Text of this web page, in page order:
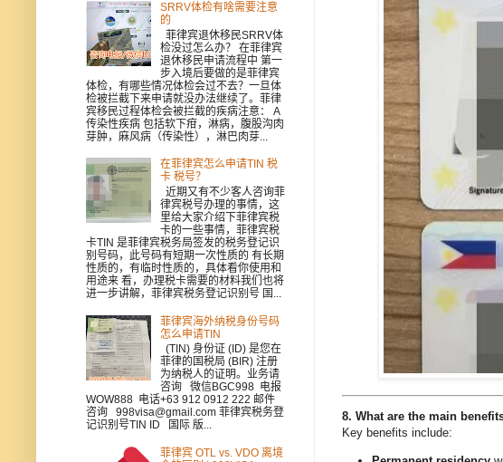
8. What are the main
Key benefits include:
SRRV体检有啥需要注意
的
菲律宾退休移民SRRV体
检没过怎么办？ 在菲律宾
退休移民申请流程中 第一
步入境后要做的是菲律宾
体检，有哪些情况体检会过不去？一旦体
检被拦截下来申请就没办法继续了。菲律
宾移民过程体检会被拦截的疾病注意： A
传染性疾病 包括软下疳，淋病，腹股沟肉
芽肿，麻风病（传染性），淋巴肉芽...
在菲律宾怎么申请TIN 税
卡 税号？
近期又有不少客人咨询菲
律宾税号办理的事情，这
里给大家介绍下菲律宾税
卡的一些事情，菲律宾税
卡TIN 是菲律宾税务局签发的税务登记识
别号码，此号码有短期一次性质的 有长期
性质的，有临时性质的，具体看你使用和
用途来 看，办理税卡需要的材料我们也将
进一步讲解，菲律宾税务登记识别号 国...
菲律宾海外纳税身份号码
怎么申请TIN
(TIN) 身份证 (ID) 是您在
菲律的国税局 (BIR) 注册
为纳税人的证明。业务请
咨询 微信BGC998 电报
WOW888 电话+63 912 0912 222 邮件
咨询 998visa@gmail.com 菲律宾税务登
记识别号TIN ID 国际 版...
菲律宾 OTL vs. VDO 离境